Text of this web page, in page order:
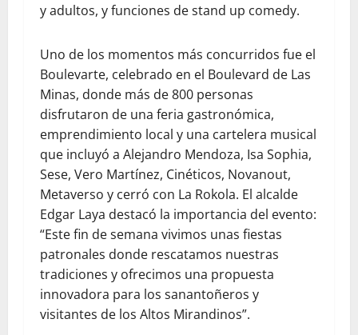
y adultos, y funciones de stand up comedy.
Uno de los momentos más concurridos fue el
Boulevarte, celebrado en el Boulevard de Las
Minas, donde más de 800 personas
disfrutaron de una feria gastronómica,
emprendimiento local y una cartelera musical
que incluyó a Alejandro Mendoza, Isa Sophia,
Sese, Vero Martínez, Cinéticos, Novanout,
Metaverso y cerró con La Rokola. El alcalde
Edgar Laya destacó la importancia del evento:
“Este fin de semana vivimos unas fiestas
patronales donde rescatamos nuestras
tradiciones y ofrecimos una propuesta
innovadora para los sanantoñeros y
visitantes de los Altos Mirandinos”.